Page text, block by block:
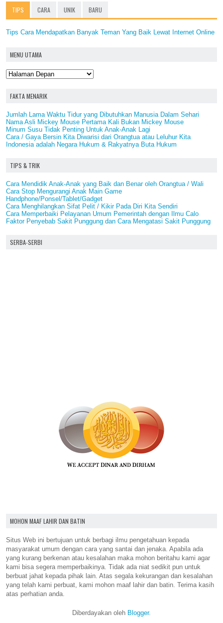
TIPS CARA UNIK BARU
Tips Cara Mendapatkan Banyak Teman Yang Baik Lewat Internet Online
MENU UTAMA
FAKTA MENARIK
Jumlah Lama Waktu Tidur yang Dibutuhkan Manusia Dalam Sehari
Nama Asli Mickey Mouse Pertama Kali Bukan Mickey Mouse
Minum Susu Tidak Penting Untuk Anak-Anak Lagi
Cara / Gaya Bersin Kita Diwarisi dari Orangtua atau Leluhur Kita
Indonesia adalah Negara Hukum & Rakyatnya Buta Hukum
TIPS & TRIK
Cara Mendidik Anak-Anak yang Baik dan Benar oleh Orangtua / Wali
Cara Stop Mengurangi Anak Main Game
Handphone/Ponsel/Tablet/Gadget
Cara Menghilangkan Sifat Pelit / Kikir Pada Diri Kita Sendiri
Cara Memperbaiki Pelayanan Umum Pemerintah dengan Ilmu Calo
Faktor Penyebab Sakit Punggung dan Cara Mengatasi Sakit Punggung
SERBA-SERBI
MOHON MAAF LAHIR DAN BATIN
Situs Web ini bertujuan untuk berbagi ilmu pengetahuan kepada
masyarakat umum dengan cara yang santai dan jenaka. Apabila ada
yang kurang berkenan atau kesalahan maka mohon beritahu kami agar
kami bisa segera memperbaikinya. Tidak ada niat sedikit pun untuk
berbuat jahat kepada pihak lain. Atas segala kekurangan dan kesalahan
yang telah kami perbuat, kami mohon maaf lahir dan batin. Terima kasih
atas perhatian anda.
Diberdayakan oleh Blogger.